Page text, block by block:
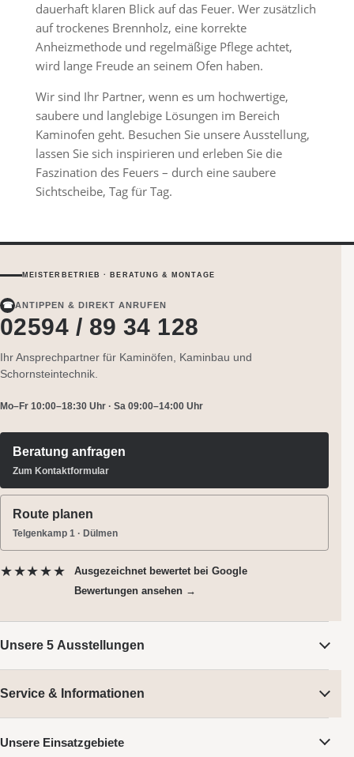
dauerhaft klaren Blick auf das Feuer. Wer zusätzlich
auf trockenes Brennholz, eine korrekte
Anheizmethode und regelmäßige Pflege achtet,
wird lange Freude an seinem Ofen haben.
Wir sind Ihr Partner, wenn es um hochwertige,
saubere und langlebige Lösungen im Bereich
Kaminofen geht. Besuchen Sie unsere Ausstellung,
lassen Sie sich inspirieren und erleben Sie die
Faszination des Feuers – durch eine saubere
Sichtscheibe, Tag für Tag.
MEISTERBETRIEB · BERATUNG & MONTAGE
☎ ANTIPPEN & DIREKT ANRUFEN
02594 / 89 34 128
Ihr Ansprechpartner für Kaminöfen, Kaminbau und
Schornsteintechnik.
Mo–Fr 10:00–18:30 Uhr · Sa 09:00–14:00 Uhr
Beratung anfragen
Zum Kontaktformular
Route planen
Telgenkamp 1 · Dülmen
★★★★★ Ausgezeichnet bewertetbei Google
Bewertungen ansehen →
Unsere 5 Ausstellungen
Service & Informationen
Unsere Einsatzgebiete